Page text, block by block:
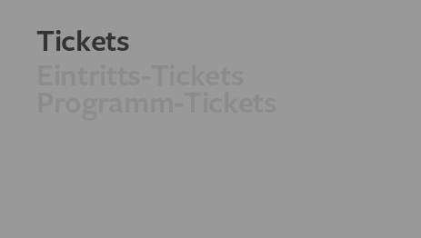
Tickets